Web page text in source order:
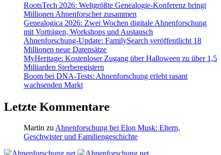
RootsTech 2026: Weltgrößte Genealogie-Konferenz bringt
Millionen Ahnenforscher zusammen
Genealogica 2026: Zwei Wochen digitale Ahnenforschung
mit Vorträgen, Workshops und Austausch
Ahnenforschung-Update: FamilySearch veröffentlicht 18
Millionen neue Datensätze
MyHeritage: Kostenloser Zugang über Halloween zu über 1,5
Milliarden Sterberegistern
Boom bei DNA-Tests: Ahnenforschung erlebt rasant
wachsenden Markt
Letzte Kommentare
Martin zu Ahnenforschung bei Elon Musk: Eltern,
Geschwister und Familiengeschichte